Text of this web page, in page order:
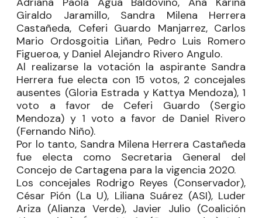
Giraldo Jaramillo, Sandra Milena Herrera
Castañeda, Ceferi Guardo Manjarrez, Carlos
Mario Ordosgoitia Liñan, Pedro Luis Romero
Figueroa, y Daniel Alejandro Rivero Angulo.
Al realizarse la votación la aspirante Sandra
Herrera fue electa con 15 votos, 2 concejales
ausentes (Gloria Estrada y Kattya Mendoza), 1
voto a favor de Ceferi Guardo (Sergio
Mendoza) y 1 voto a favor de Daniel Rivero
(Fernando Niño).
Por lo tanto, Sandra Milena Herrera Castañeda
fue electa como Secretaria General del
Concejo de Cartagena para la vigencia 2020.
Los concejales Rodrigo Reyes (Conservador),
César Pión (La U), Liliana Suárez (ASI), Luder
Ariza (Alianza Verde), Javier Julio (Coalición